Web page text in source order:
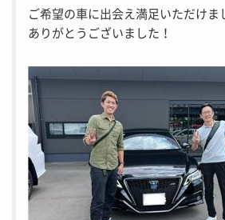
ご希望の車に出会え満足いただけ
ありがとうございました！